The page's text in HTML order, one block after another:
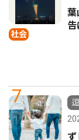
社会
葉
告
7